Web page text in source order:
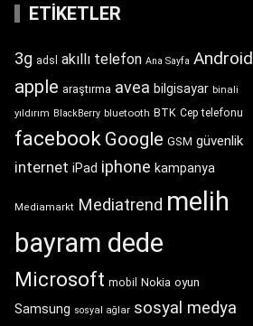
ETIKETLER
3g adsl akıllı telefon Ana Sayfa Android
apple araştırma avea bilgisayar binali
yıldırım BlackBerry bluetooth BTK Cep telefonu
facebook Google GSM güvenlik
internet iPad iphone kampanya
Mediamarkt Mediatrend melih
bayram dede
Microsoft mobil Nokia oyun
Samsung sosyal ağlar sosyal medya